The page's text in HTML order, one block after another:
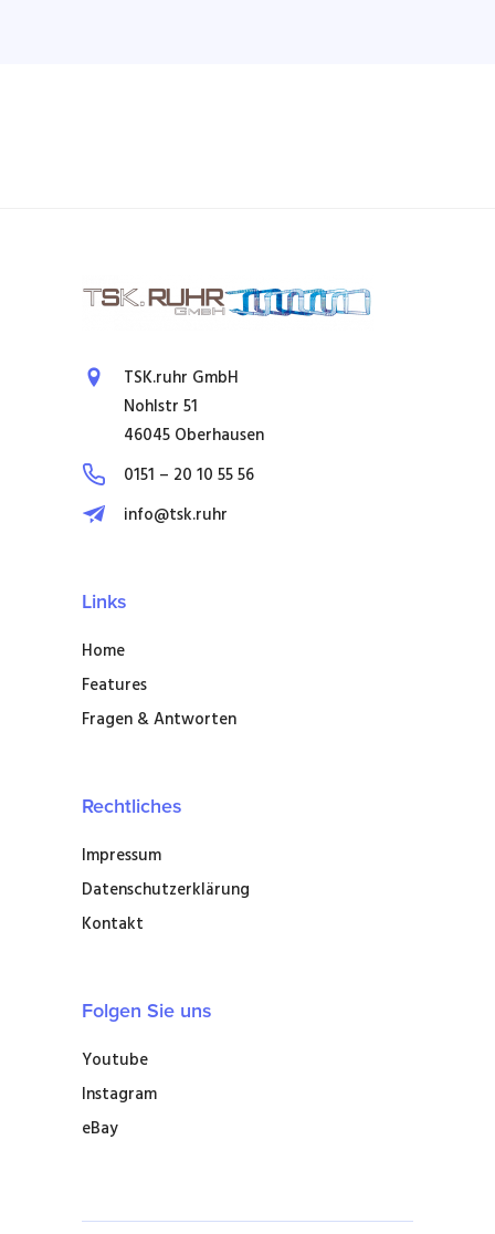
TSK.ruhr GmbH
Nohlstr 51
46045 Oberhausen
0151 – 20 10 55 56
info@tsk.ruhr
Links
Home
Features
Fragen & Antworten
Rechtliches
Impressum
Datenschutzerklärung
Kontakt
Folgen Sie uns
Youtube
Instagram
eBay